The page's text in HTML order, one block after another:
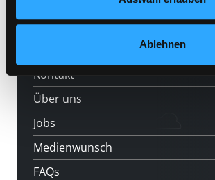
Ablehnen
Kontakt
Über uns
Jobs
Medienwunsch
FAQs